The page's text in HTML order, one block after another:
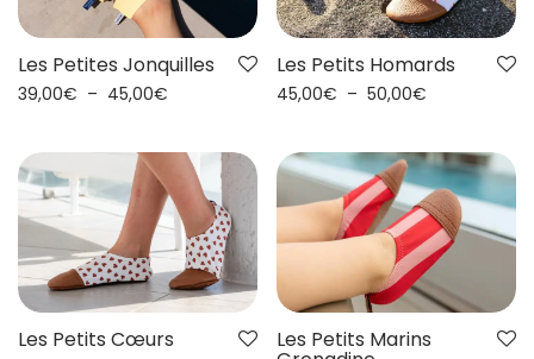
Les Petites Jonquilles
39,00€ – 45,00€
Les Petits Homards
45,00€ – 50,00€
Les Petits Cœurs Les Petits Marins